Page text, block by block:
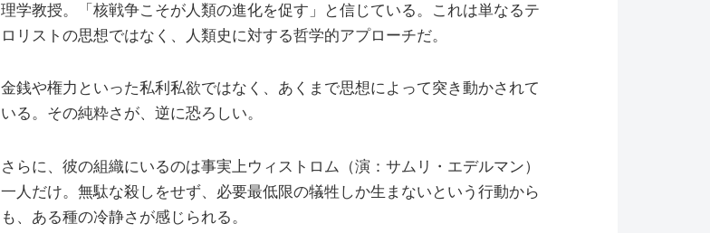
理学教授。「核戦争こそが人類の進化を促す」と信じている。これは単なるテ
ロリストの思想ではなく、人類史に対する哲学的アプローチだ。
金銭や権力といった私利私欲ではなく、あくまで思想によって突き動かされて
いる。その純粋さが、逆に恐ろしい。
さらに、彼の組織にいるのは事実上ウィストロム（演：サムリ・エデルマン）
一人だけ。無駄な殺しをせず、必要最低限の犠牲しか生まないという行動から
も、ある種の冷静さが感じられる。